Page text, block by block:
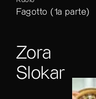
Fagotto (1a parte)
Zora
Slokar